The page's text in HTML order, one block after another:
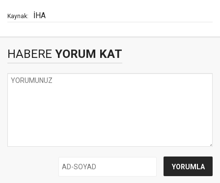
Kaynak: İHA
HABERE YORUM KAT